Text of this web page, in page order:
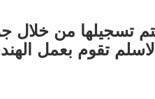
الاسلم تقوم بعمل